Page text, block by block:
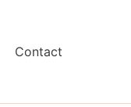
Contact